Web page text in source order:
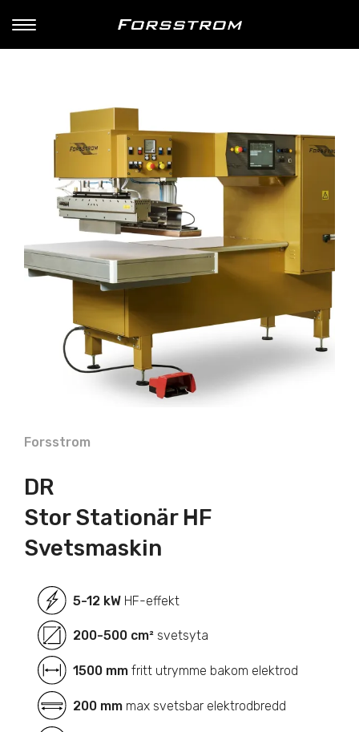
Forsstrom
DR
Stor Stationär HF
Svetsmaskin
5-12 kWHF-effekt
200-500 cm²svetsyta
1500 mmfritt utrymme bakom elektrod
200 mmmax svetsbar elektrodbredd